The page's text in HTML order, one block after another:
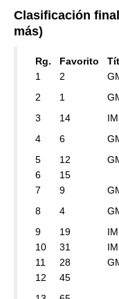
Clasificación
más)
Rg. Favorito
1
2
2
1
3
14 IM
4
6
5
12
6
15
7
9
8
4
9
19 IM
10
31 IM
11
28
12
45